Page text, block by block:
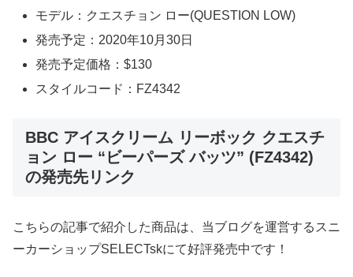
モデル：クエスチョン ロー(QUESTION LOW)
発売予定：2020年10月30日
発売予定価格：$130
スタイルコード：FZ4342
BBC アイスクリーム リーボック クエスチ
ョン ロー “ビーパーズ バッツ” (FZ4342)
の発売先リンク
こちらの記事で紹介した商品は、当ブログを運営するスニ
ーカーショップSELECTskにて好評発売中です！